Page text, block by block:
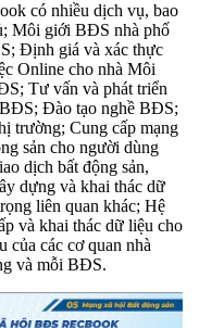
có nhiều dịch vụ, bao
Môi giới BĐS nhà phố
Định giá và xác thực
Online cho nhà Môi
Tư vấn và phát triển
Đào tạo nghề BĐS;
trường; Cung cấp mạng
sản cho người dùng
dịch bất động sản,
dựng và khai thác dữ
liên quan khác; Hệ
và khai thác dữ liệu cho
của các cơ quan nhà
và mỗi BĐS.